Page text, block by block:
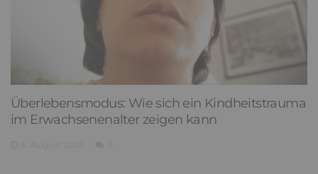
Überlebensmodus: Wie sich ein Kindheitstrauma
im Erwachsenenalter zeigen kann